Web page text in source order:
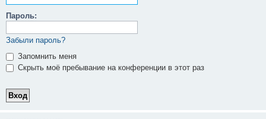
Пароль:
Забыли пароль?
Запомнить меня
Скрыть моё пребывание на конференции в этот раз